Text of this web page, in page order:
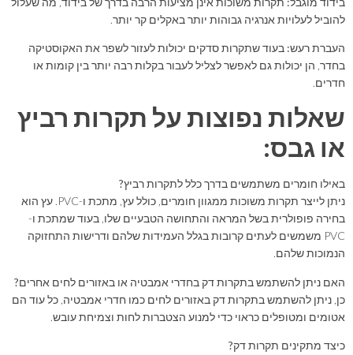
להוביל לעלויות אנרגיה גבוהות יותר באקלים קר יותר.
העברת רעש: בעוד שתקרות סדקים יכולות לעזור לשפר את האקוסטיקה
בחדר, הן יכולות גם לאפשר לצליל לעבור בקלות רבה יותר בין קומות או
חדרים.
שאלות נפוצות על תקרות רביץ
או גבס:
באילו חומרים משתמשים בדרך כלל לתקרות רביץ?
ניתן לייצר תקרות משוכות ממגוון חומרים, כולל עץ, מתכת ו-PVC. עץ הוא
בחירה פופולרית בשל המראה והתחושה הטבעיים שלו, בעוד שמתכת ו-
PVC משמשים לעתים קרובות בגלל העמידות שלהם ודרישות התחזוקה
הנמוכות שלהם.
האם ניתן להשתמש בתקרות דק בחדרי אמבטיה או באזורים לחים אחרים?
כן, ניתן להשתמש בתקרות דק באזורים לחים כמו חדרי אמבטיה, כל עוד הם
אטומים ומטופלים כראוי כדי למנוע הצטברות לחות וצמיחת עובש.
כיצד מתקינים תקרות דק?